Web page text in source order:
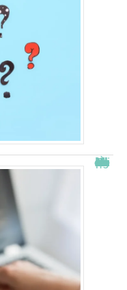
À quelle heure les virements bancaires passent Crédit Agricole ?